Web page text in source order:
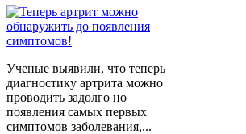
Ученые выявили, что теперь
диагностику артрита можно
проводить задолго но
появления самых первых
симптомов заболевания,...